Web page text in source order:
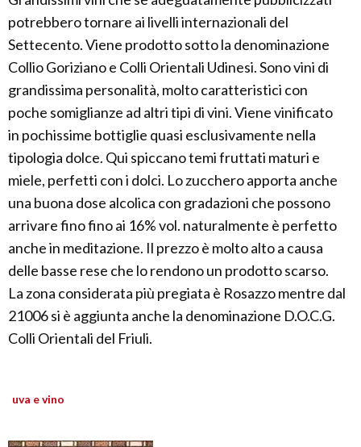
potrebbero tornare ai livelli internazionali del
Settecento. Viene prodotto sotto la denominazione
Collio Goriziano e Colli Orientali Udinesi. Sono vini di
grandissima personalità, molto caratteristici con
poche somiglianze ad altri tipi di vini. Viene vinificato
in pochissime bottiglie quasi esclusivamente nella
tipologia dolce. Qui spiccano temi fruttati maturi e
miele, perfetti con i dolci. Lo zucchero apporta anche
una buona dose alcolica con gradazioni che possono
arrivare fino fino ai 16% vol. naturalmente è perfetto
anche in meditazione. Il prezzo è molto alto a causa
delle basse rese che lo rendono un prodotto scarso.
La zona considerata più pregiata è Rosazzo mentre dal
21006 si è aggiunta anche la denominazione D.O.C.G.
Colli Orientali del Friuli.
uva e vino